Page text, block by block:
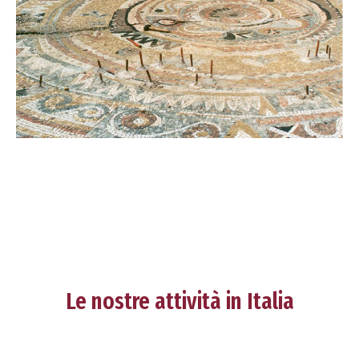
Le nostre attività in Italia